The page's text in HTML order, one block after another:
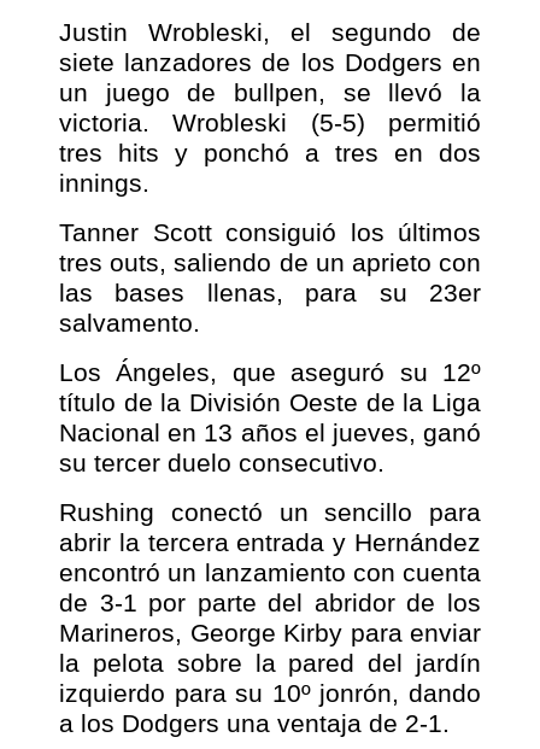
Justin Wrobleski, el segundo de
siete lanzadores de los Dodgers en
un juego de bullpen, se llevó la
victoria. Wrobleski (5-5) permitió
tres hits y ponchó a tres en dos
innings.
Tanner Scott consiguió los últimos
tres outs, saliendo de un aprieto con
las bases llenas, para su 23er
salvamento.
Los Ángeles, que aseguró su 12º
título de la División Oeste de la Liga
Nacional en 13 años el jueves, ganó
su tercer duelo consecutivo.
Rushing conectó un sencillo para
abrir la tercera entrada y Hernández
encontró un lanzamiento con cuenta
de 3-1 por parte del abridor de los
Marineros, George Kirby para enviar
la pelota sobre la pared del jardín
izquierdo para su 10º jonrón, dando
a los Dodgers una ventaja de 2-1.